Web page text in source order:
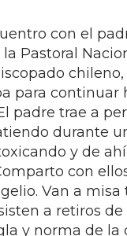
con el
Pastoral
para continuar
padre trae a
durante
y de
con
Van a misa
a retiros de
y norma de la